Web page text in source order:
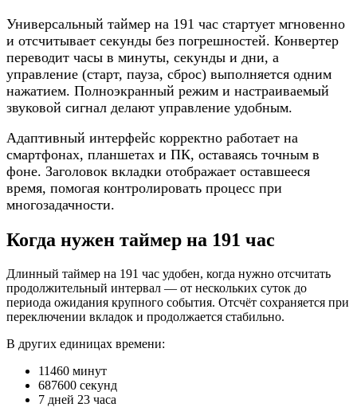
Универсальный таймер на 191 час стартует мгновенно
и отсчитывает секунды без погрешностей. Конвертер
переводит часы в минуты, секунды и дни, а
управление (старт, пауза, сброс) выполняется одним
нажатием. Полноэкранный режим и настраиваемый
звуковой сигнал делают управление удобным.
Адаптивный интерфейс корректно работает на
смартфонах, планшетах и ПК, оставаясь точным в
фоне. Заголовок вкладки отображает оставшееся
время, помогая контролировать процесс при
многозадачности.
Когда нужен таймер на 191 час
Длинный таймер на 191 час удобен, когда нужно отсчитать
продолжительный интервал — от нескольких суток до
периода ожидания крупного события. Отсчёт сохраняется при
переключении вкладок и продолжается стабильно.
В других единицах времени:
11460 минут
687600 секунд
7 дней 23 часа